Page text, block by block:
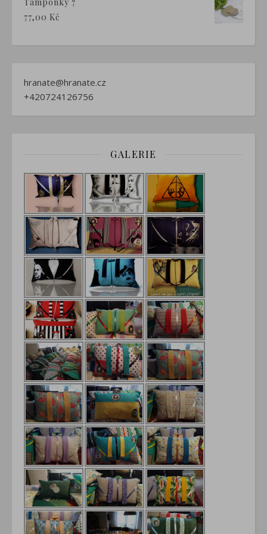
77,00 Kč
hranate@hranate.cz
+420724126756
GALERIE